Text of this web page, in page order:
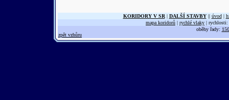
KORIDORY V SR| DALŠÍ STAVBY|| úvod|
mapa koridorů | rychlé vlaky | rychlosti:
oběhy řady:
zpět vzhůru